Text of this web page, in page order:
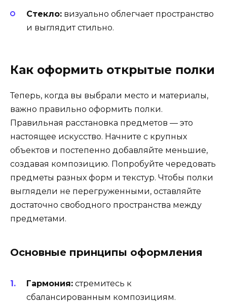
Стекло: визуально облегчает пространство
и выглядит стильно.
Как оформить открытые полки
Теперь, когда вы выбрали место и материалы,
важно правильно оформить полки.
Правильная расстановка предметов — это
настоящее искусство. Начните с крупных
объектов и постепенно добавляйте меньшие,
создавая композицию. Попробуйте чередовать
предметы разных форм и текстур. Чтобы полки
выглядели не перегруженными, оставляйте
достаточно свободного пространства между
предметами.
Основные принципы оформления
Гармония: стремитесь к
сбалансированным композициям.